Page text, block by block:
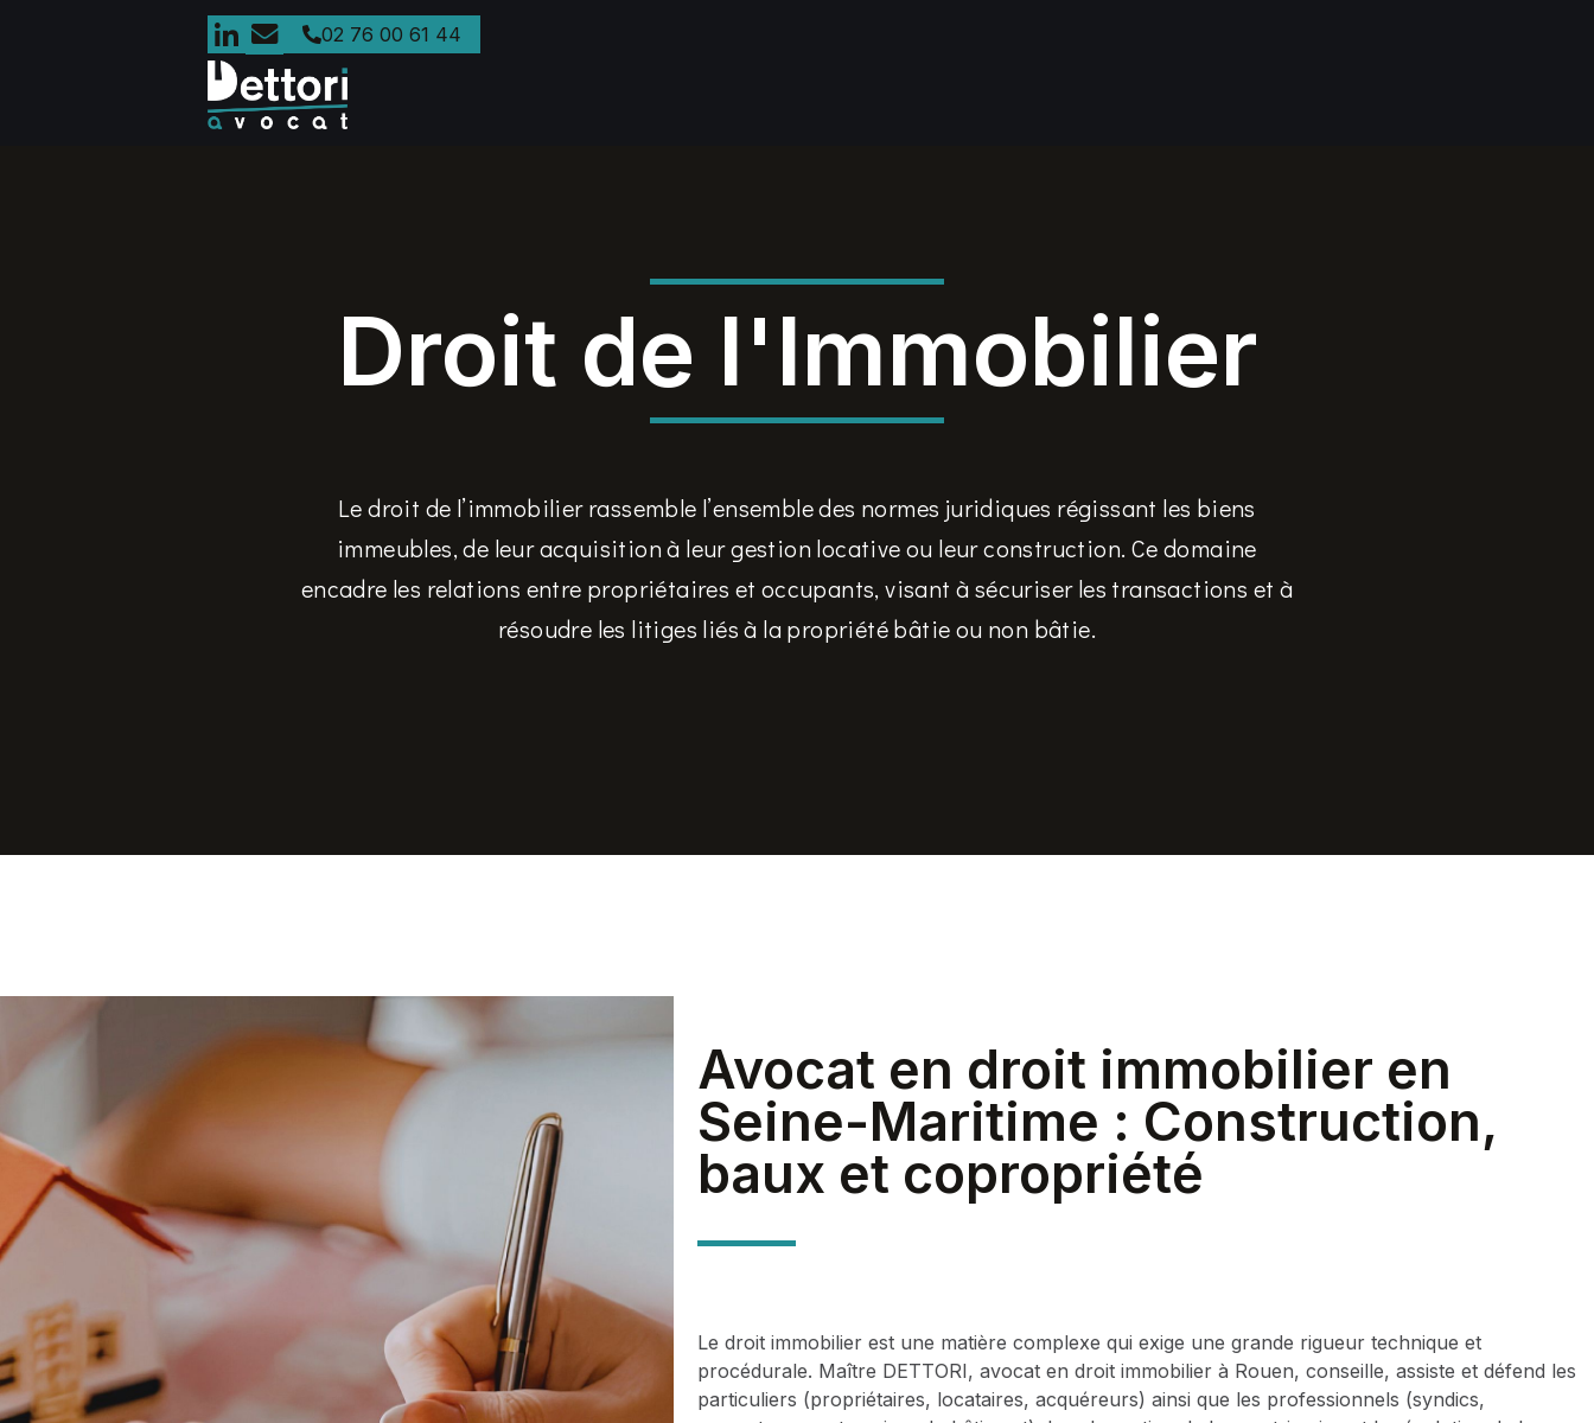
02 76 00 61 44
Droit de l'Immobilier
Le droit de l’immobilier rassemble l’ensemble des normes juridiques régissant les biens
immeubles, de leur acquisition à leur gestion locative ou leur construction. Ce domaine
encadre les relations entre propriétaires et occupants, visant à sécuriser les transactions et à
résoudre les litiges liés à la propriété bâtie ou non bâtie.
Avocat en droit immobilier en
Seine-Maritime : Construction,
baux et copropriété
Le droit immobilier est une matière complexe qui exige une grande rigueur technique et
procédurale. Maître DETTORI, avocat en droit immobilier à Rouen, conseille, assiste et défend les
particuliers (propriétaires, locataires, acquéreurs) ainsi que les professionnels (syndics,